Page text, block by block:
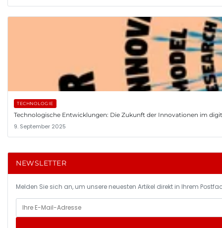
TECHNOLOGIE
Technologische Entwicklungen: Die Zukunft der Innovationen im
9. September 2025
NEWSLETTER
Melden Sie sich an, um unsere neuesten Artikel direkt in Ihrem